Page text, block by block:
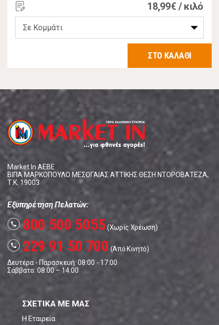
18,99€ / κιλό
ΣΤΟ ΚΑΛΑΘΙ
Market In ΑΕΒΕ
ΒΙΠΑ ΜΑΡΚΟΠΟΥΛΟ ΜΕΣΟΓΑΙΑΣ ΑΤΤΙΚΗΣ ΘΕΣΗ ΝΤΟΡΟΒΑΤΕΖΑ,
Τ.Κ. 19003
Εξυπηρέτηση Πελατών:
call 800 500 5055(Χωρίς Χρέωση)
call 229 91 50 700 (Από Κινητό)
Δευτέρα - Παρασκευή: 08:00 - 17:00
Σάββατο: 08:00 – 14:00
ΣΧΕΤΙΚΑ ΜΕ ΜΑΣ
Η Εταιρεία